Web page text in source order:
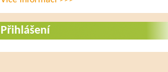
Přihlášení